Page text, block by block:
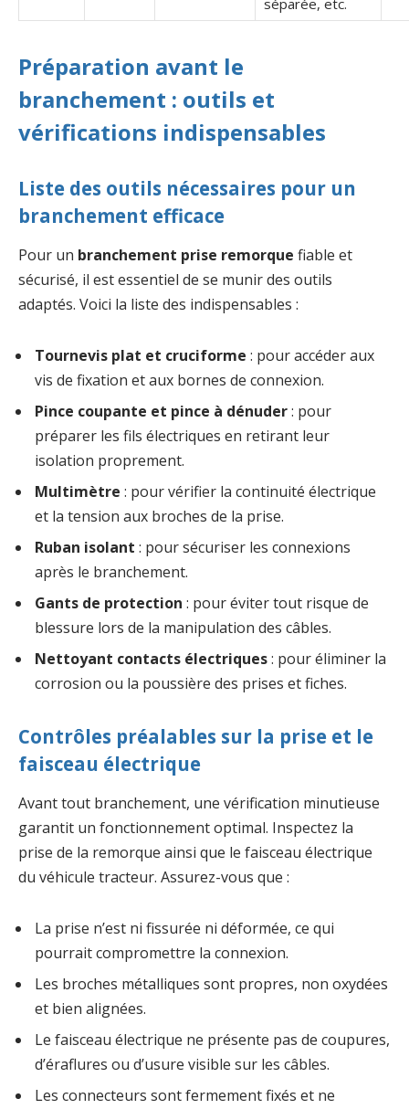
Préparation avant le
branchement : outils et
vérifications indispensables
Liste des outils nécessaires pour un
branchement efficace
Pour un branchement prise remorque fiable et
sécurisé, il est essentiel de se munir des outils
adaptés. Voici la liste des indispensables :
Tournevis plat et cruciforme : pour accéder aux
vis de fixation et aux bornes de connexion.
Pince coupante et pince à dénuder: pour
préparer les fils électriques en retirant leur
isolation proprement.
Multimètre : pour vérifier la continuité électrique
et la tension aux broches de la prise.
Ruban isolant : pour sécuriser les connexions
après le branchement.
Gants de protection : pour éviter tout risque de
blessure lors de la manipulation des câbles.
Nettoyant contacts électriques: pour éliminer la
corrosion ou la poussière des prises et fiches.
Contrôles préalables sur la prise et le
faisceau électrique
Avant tout branchement, une vérification minutieuse
garantit un fonctionnement optimal. Inspectez la
prise de la remorque ainsi que le faisceau électrique
du véhicule tracteur. Assurez-vous que :
La prise n’est ni fissurée ni déformée, ce qui
pourrait compromettre la connexion.
Les broches métalliques sont propres, non oxydées
et bien alignées.
Le faisceau électrique ne présente pas de coupures,
d’éraflures ou d’usure visible sur les câbles.
Les connecteurs sont fermement fixés et ne